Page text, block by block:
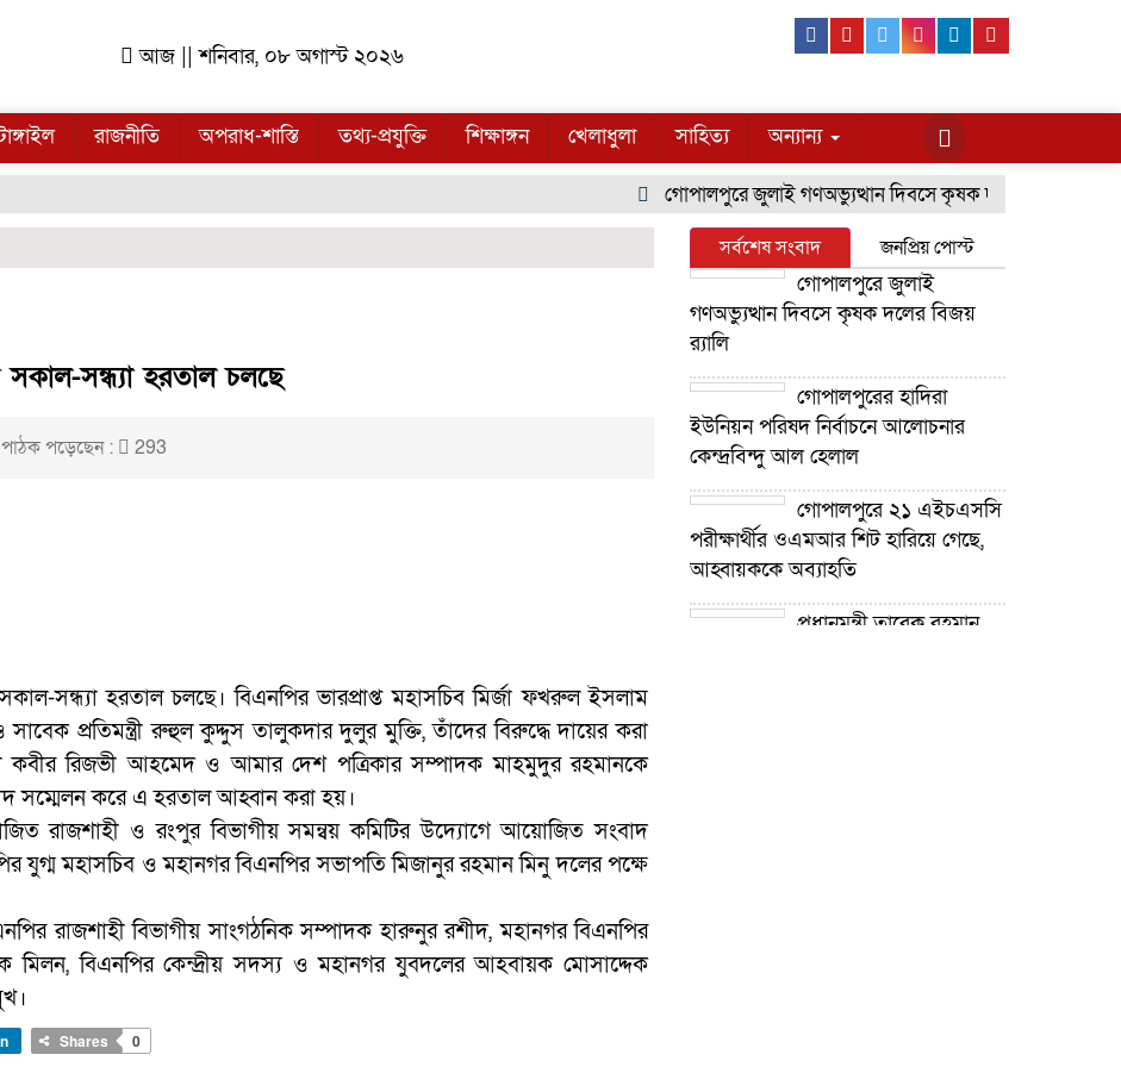
আজ || শনিবার, ০৮ অগাস্ট ২০২৬
Facebook
YoutubeTwitterInstagram
Linkedin
রাজনীতি অপরাধ-শাস্তি তথ্য-প্রযুক্তি শিক্ষাঙ্গন খেলাধুলা সাহিত্য অন্যান্য
গোপালপুরে জুলাই গণঅভ্যুত্থান দিবসে কৃষক দলের বিজয় র‍্যালি
সন্ধ্যা হরতাল চলছে
পাঠক পড়েছেন : 293
সন্ধ্যা হরতাল চলছে। বিএনপির ভারপ্রাপ্ত মহাসচিব মির্জা ফখরুল ইসলাম
প্রতিমন্ত্রী রুহুল কুদ্দুস তালুকদার দুলুর মুক্তি, তাঁদের বিরুদ্ধে দায়ের করা
কবীর রিজভী আহমেদ ও আমার দেশ পত্রিকার সম্পাদক মাহমুদুর রহমানকে
সম্মেলন করে এ হরতাল আহ্বান করা হয়।
রাজশাহী ও রংপুর বিভাগীয় সমন্বয় কমিটির উদ্যোগে আয়োজিত সংবাদ
যুগ্ম মহাসচিব ও মহানগর বিএনপির সভাপতি মিজানুর রহমান মিনু দলের পক্ষে
রাজশাহী বিভাগীয় সাংগঠনিক সম্পাদক হারুনুর রশীদ, মহানগর বিএনপির
বিএনপির কেন্দ্রীয় সদস্য ও মহানগর যুবদলের আহবায়ক মোসাদ্দেক
Shares 0
সর্বশেষ সংবাদ জনপ্রিয় পোস্ট
গোপালপুরে জুলাই
গণঅভ্যুত্থান দিবসে কৃষক দলের বিজয়
র‍্যালি
গোপালপুরের হাদিরা
ইউনিয়ন পরিষদ নির্বাচনে আলোচনার
কেন্দ্রবিন্দু আল হেলাল
গোপালপুরে ২১ এইচএসসি
পরীক্ষার্থীর ওএমআর শিট হারিয়ে গেছে,
আহ্বায়ককে অব্যাহতি
প্রধানমন্ত্রী তারেক রহমান